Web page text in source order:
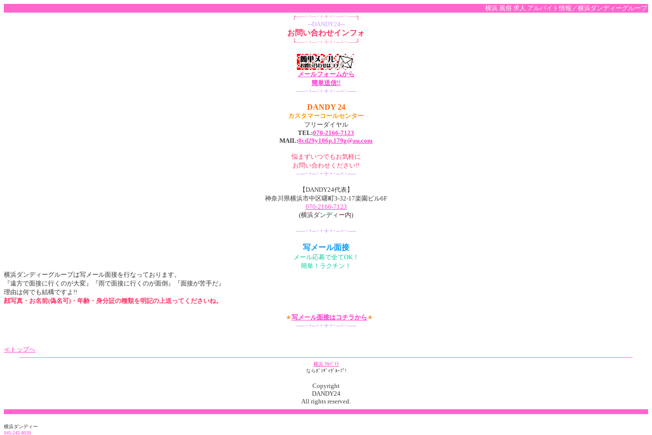
横浜 風俗 求人 アルバイト情報／横浜ダンディーグループ
┏──･+─･+＋+･─+･──┓
─DANDY24─
お問い合わせインフォ
┗──･+─･+＋+･─+･──┛
メールフォームから
簡単送信!!
──･+─･+＋+･─+･──
DANDY 24
カスタマーコールセンター
フリーダイヤル
TEL:070-2166-7123
MAIL:0cd29y106p.179g@au.com
悩まずいつでもお気軽に
お問い合わせください!!
──･+─･+＋+･─+･──
【DANDY24代表】
神奈川県横浜市中区曙町3-32-17楽園ビル6F
070-2166-7123
(横浜ダンディー内)
──･+─･+＋+･─+･──
写メール面接
メール応募で全てOK！
簡単！ラクチン！
横浜ダンディーグループは写メール面接を行なっております。
『遠方で面接に行くのが大変』『雨で面接に行くのが面倒』『面接が苦手だ』
理由は何でも結構ですよ!!
顔写真・お名前(偽名可)・年齢・身分証の種類を明記の上送ってくださいね。
★写メール面接はコチラから★
──･+─･+＋+･─+･──
≪トップへ
横浜 ｱﾙﾊﾞｲﾄ
ならﾀﾞﾝﾃﾞｨｸﾞﾙｰﾌﾟ!
Copyright
DANDY24
All rights reserved.
横浜ダンディー
045-242-8030